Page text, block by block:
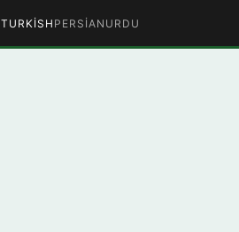
TURKISH PERSIAN URDU